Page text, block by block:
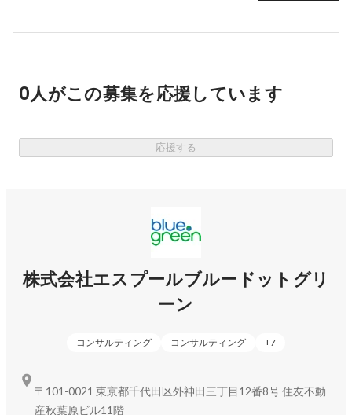
でも知っていただければ幸いです！
0人がこの募集を応援しています
応援する
株式会社エスプールブルードットグリ
ーン
コンサルティング コンサルティング +7
〒101-0021 東京都千代田区外神田三丁目12番8号 住友不動
産秋葉原ビル11階